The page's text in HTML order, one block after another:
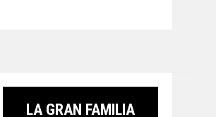
LA GRAN FAMILIA